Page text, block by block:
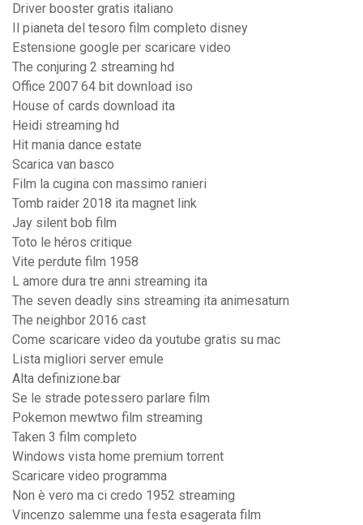
Driver booster gratis italiano
Il pianeta del tesoro film completo disney
Estensione google per scaricare video
The conjuring 2 streaming hd
Office 2007 64 bit download iso
House of cards download ita
Heidi streaming hd
Hit mania dance estate
Scarica van basco
Film la cugina con massimo ranieri
Tomb raider 2018 ita magnet link
Jay silent bob film
Toto le héros critique
Vite perdute film 1958
L amore dura tre anni streaming ita
The seven deadly sins streaming ita animesaturn
The neighbor 2016 cast
Come scaricare video da youtube gratis su mac
Lista migliori server emule
Alta definizione.bar
Se le strade potessero parlare film
Pokemon mewtwo film streaming
Taken 3 film completo
Windows vista home premium torrent
Scaricare video programma
Non è vero ma ci credo 1952 streaming
Vincenzo salemme una festa esagerata film